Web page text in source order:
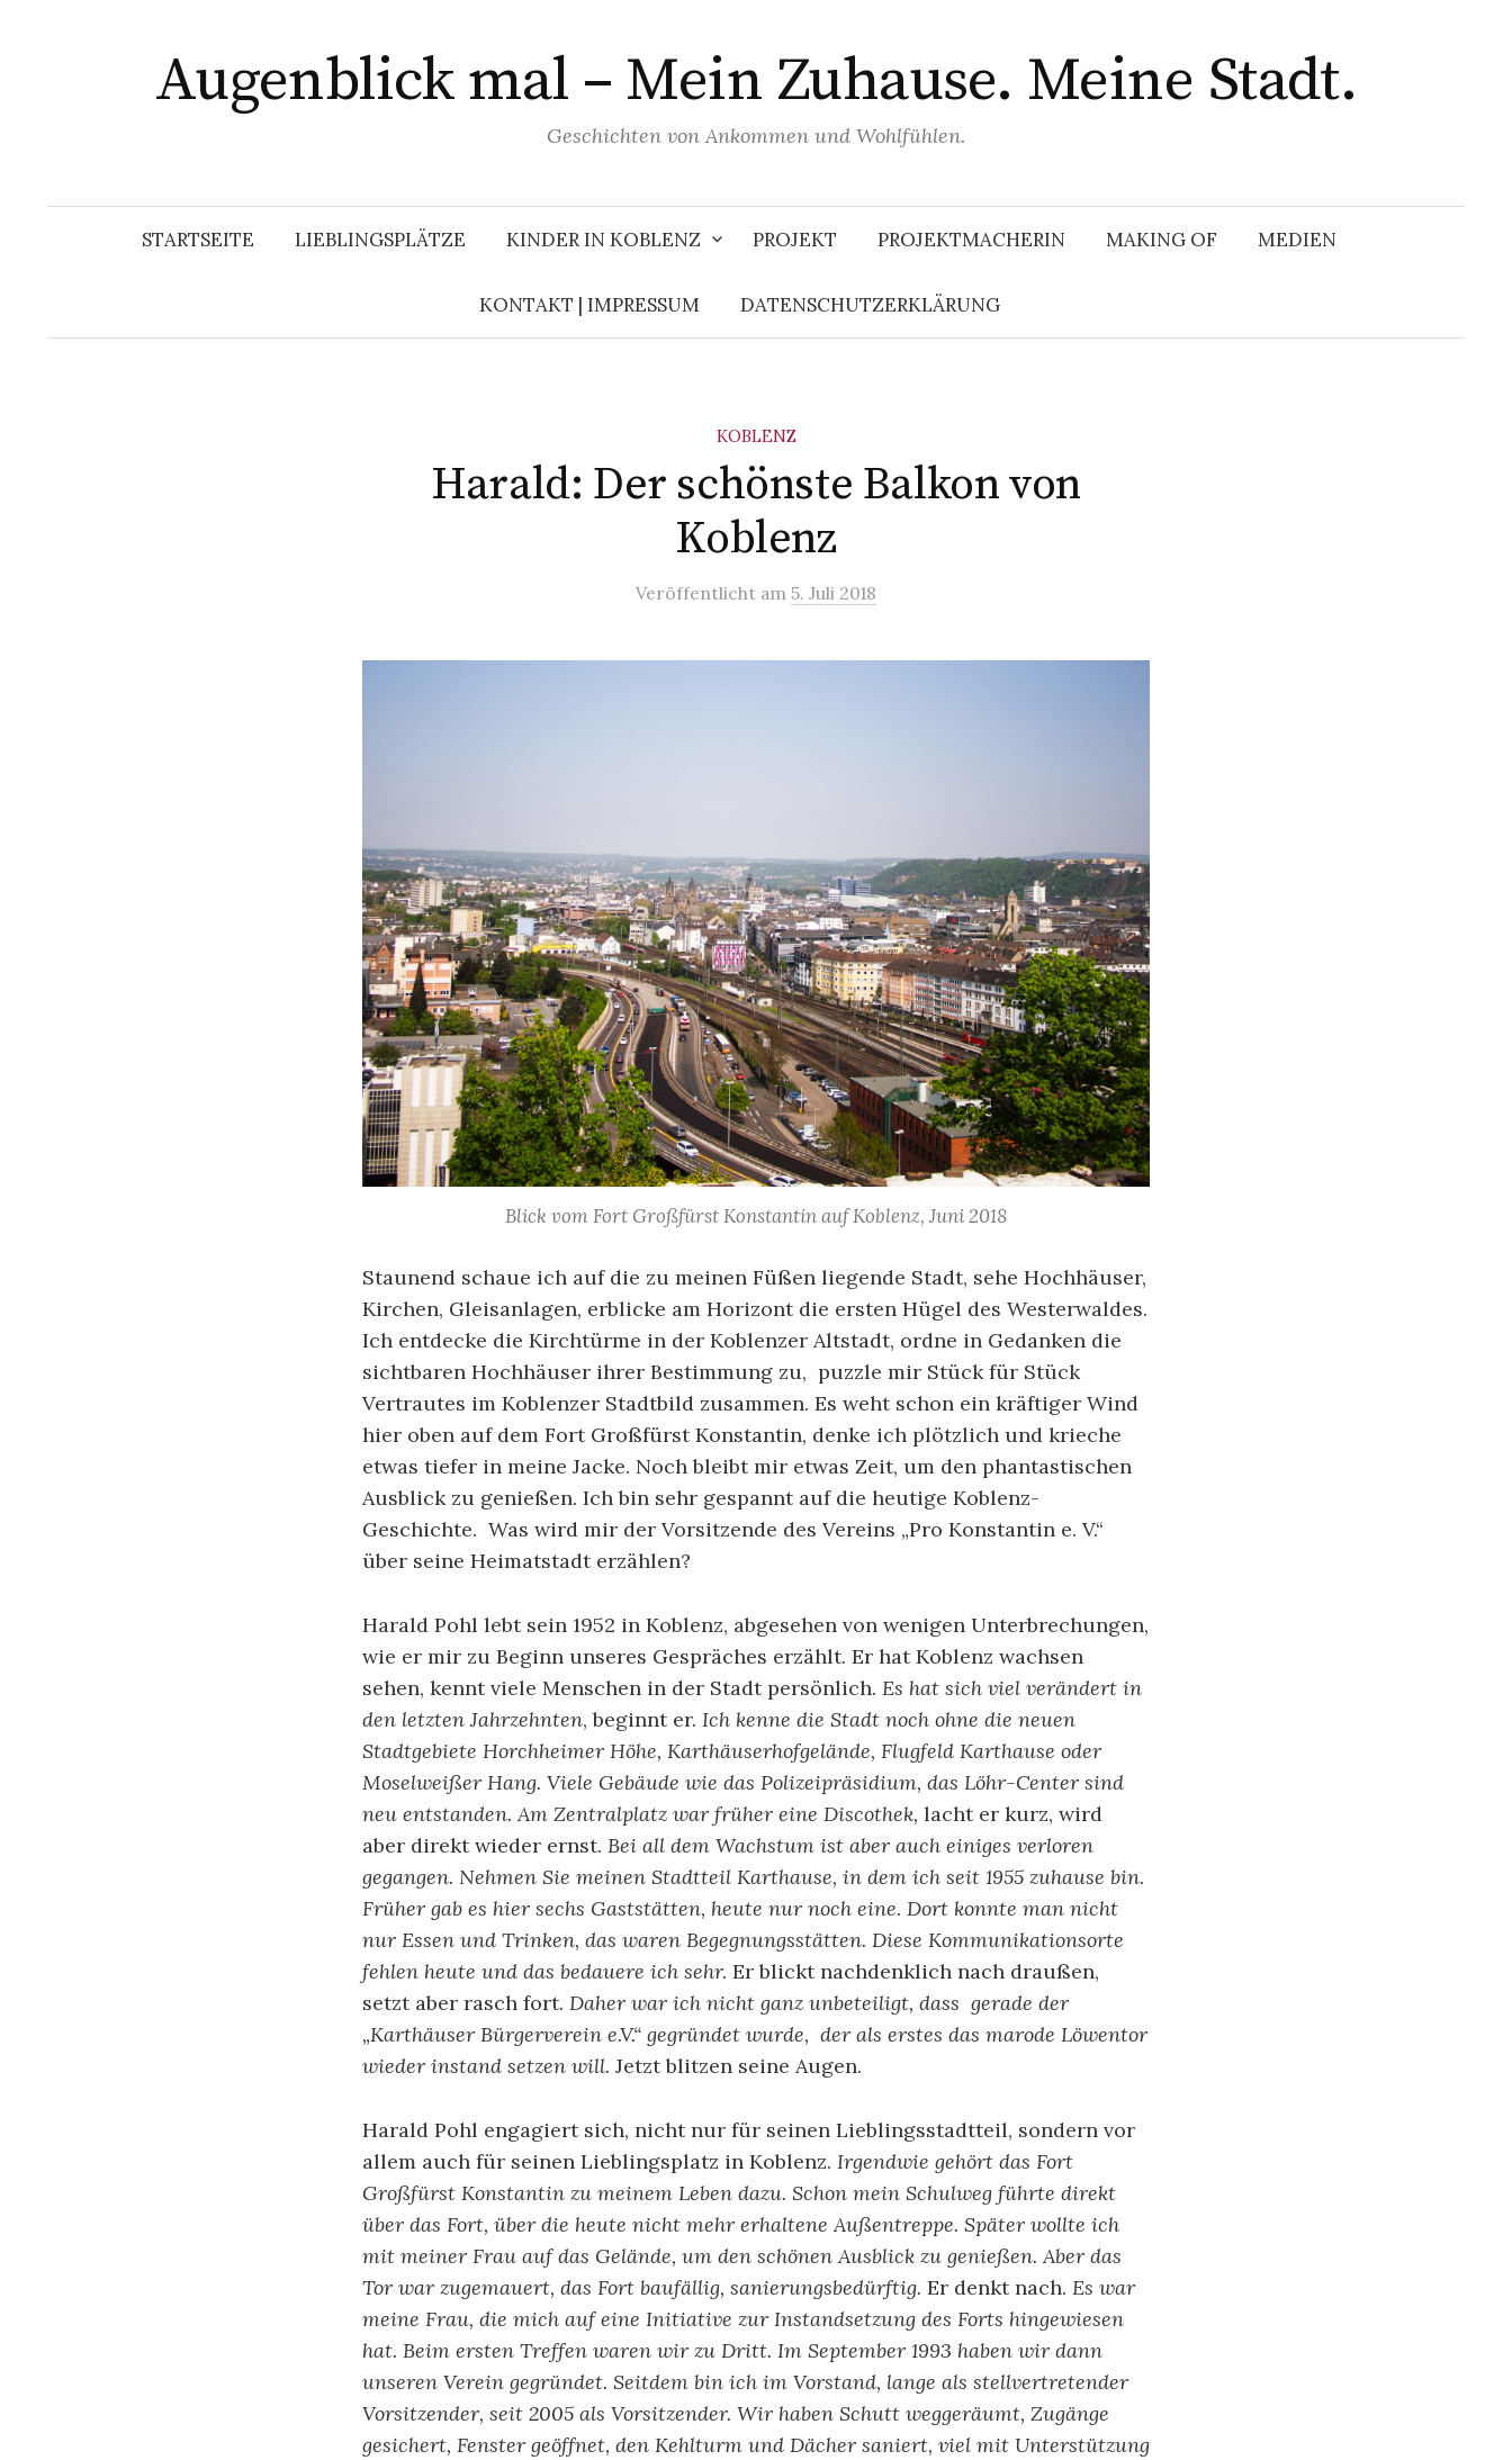
überspringenAugenblick mal – Mein Zuhause. Meine Stadt.
Geschichten von Ankommen und Wohlfühlen.
STARTSEITE LIEBLINGSPLÄTZE KINDER IN KOBLENZ PROJEKT PROJEKTMACHERIN MAKING OF MEDIEN
KONTAKT | IMPRESSUM DATENSCHUTZERKLÄRUNG
KOBLENZ
Harald: Der schönste Balkon von
Koblenz
Veröffentlicht am 5. Juli 2018
Blick vom Fort Großfürst Konstantin auf Koblenz, Juni 2018
Staunend schaue ich auf die zu meinen Füßen liegende Stadt, sehe Hochhäuser,
Kirchen, Gleisanlagen, erblicke am Horizont die ersten Hügel des Westerwaldes.
Ich entdecke die Kirchtürme in der Koblenzer Altstadt, ordne in Gedanken die
sichtbaren Hochhäuser ihrer Bestimmung zu, puzzle mir Stück für Stück
Vertrautes im Koblenzer Stadtbild zusammen. Es weht schon ein kräftiger Wind
hier oben auf dem Fort Großfürst Konstantin, denke ich plötzlich und krieche
etwas tiefer in meine Jacke. Noch bleibt mir etwas Zeit, um den phantastischen
Ausblick zu genießen. Ich bin sehr gespannt auf die heutige Koblenz-
Geschichte. Was wird mir der Vorsitzende des Vereins „Pro Konstantin e. V.“
über seine Heimatstadt erzählen?
Harald Pohl lebt sein 1952 in Koblenz, abgesehen von wenigen Unterbrechungen,
wie er mir zu Beginn unseres Gespräches erzählt. Er hat Koblenz wachsen
sehen, kennt viele Menschen in der Stadt persönlich. Es hat sich viel verändert in
den letzten Jahrzehnten, beginnt er. Ich kenne die Stadt noch ohne die neuen
Stadtgebiete Horchheimer Höhe, Karthäuserhofgelände, Flugfeld Karthause oder
Moselweißer Hang. Viele Gebäude wie das Polizeipräsidium, das Löhr-Center sind
neu entstanden. Am Zentralplatz war früher eine Discothek, lacht er kurz, wird
aber direkt wieder ernst. Bei all dem Wachstum ist aber auch einiges verloren
gegangen. Nehmen Sie meinen Stadtteil Karthause, in dem ich seit 1955 zuhause bin.
Früher gab es hier sechs Gaststätten, heute nur noch eine. Dort konnte man nicht
nur Essen und Trinken, das waren Begegnungsstätten. Diese Kommunikationsorte
fehlen heute und das bedauere ich sehr. Er blickt nachdenklich nach draußen,
setzt aber rasch fort. Daher war ich nicht ganz unbeteiligt, dass gerade der
„Karthäuser Bürgerverein e.V.“ gegründet wurde, der als erstes das marode Löwentor
wieder instand setzen will. Jetzt blitzen seine Augen.
Harald Pohl engagiert sich, nicht nur für seinen Lieblingsstadtteil, sondern vor
allem auch für seinen Lieblingsplatz in Koblenz. Irgendwie gehört das Fort
Großfürst Konstantin zu meinem Leben dazu. Schon mein Schulweg führte direkt
über das Fort, über die heute nicht mehr erhaltene Außentreppe. Später wollte ich
mit meiner Frau auf das Gelände, um den schönen Ausblick zu genießen. Aber das
Tor war zugemauert, das Fort baufällig, sanierungsbedürftig. Er denkt nach. Es war
meine Frau, die mich auf eine Initiative zur Instandsetzung des Forts hingewiesen
hat. Beim ersten Treffen waren wir zu Dritt. Im September 1993 haben wir dann
unseren Verein gegründet. Seitdem bin ich im Vorstand, lange als stellvertretender
Vorsitzender, seit 2005 als Vorsitzender. Wir haben Schutt weggeräumt, Zugänge
gesichert, Fenster geöffnet, den Kehlturm und Dächer saniert, viel mit Unterstützung